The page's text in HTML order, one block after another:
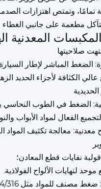
المعدنية
صلاحيتها